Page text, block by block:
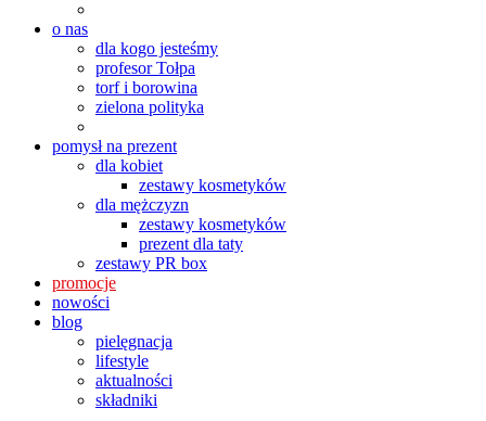
o nas
dla kogo jesteśmy
profesor Tołpa
torf i borowina
zielona polityka
pomysł na prezent
dla kobiet
zestawy kosmetyków
dla mężczyzn
zestawy kosmetyków
prezent dla taty
zestawy PR box
promocje
nowości
blog
pielęgnacja
lifestyle
aktualności
składniki